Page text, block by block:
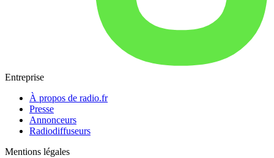
Entreprise
À propos de radio.fr
Presse
Annonceurs
Radiodiffuseurs
Mentions légales